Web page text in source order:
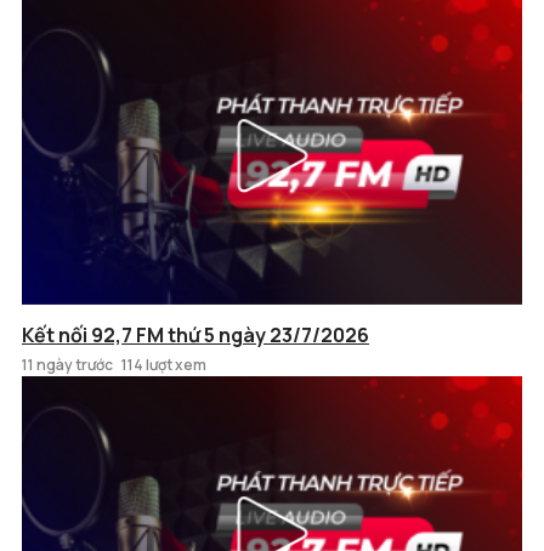
Kết nối 92,7 FM thứ 5 ngày 23/7/2026
11 ngày trước 114 lượt xem